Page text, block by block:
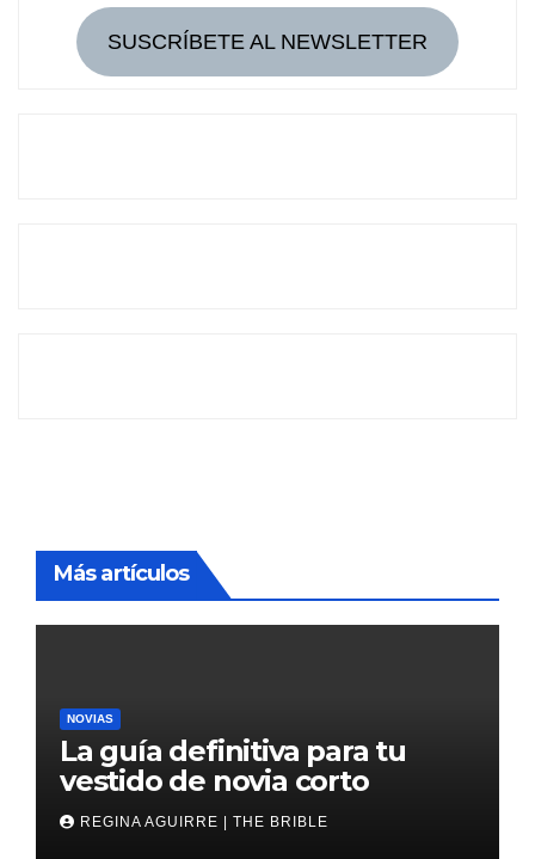
SUSCRÍBETE AL NEWSLETTER
Más artículos
NOVIAS
La guía definitiva para tu
vestido de novia corto
REGINA AGUIRRE | THE BRIBLE